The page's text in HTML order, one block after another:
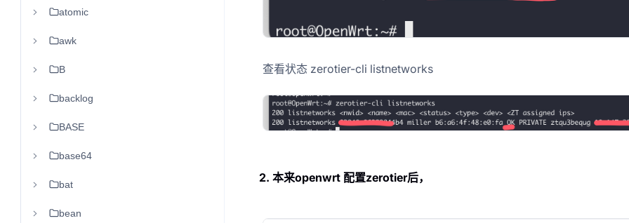
atomic
awk
B
backlog
BASE
base64
bat
bean
查看状态 zerotier-cli listnetworks
2. 本来openwrt 配置zerotier后，